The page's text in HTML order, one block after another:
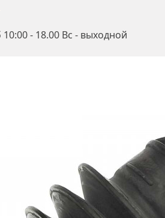
- 18.00 Вс - выходной